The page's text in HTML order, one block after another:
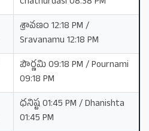
శ్రావణం 12:18 PM /
Sravanamu 12:18 PM
పౌర్ణమి 09:18 PM / Pournami
09:18 PM
ధనిష్ట 01:45 PM / Dhanishta
01:45 PM